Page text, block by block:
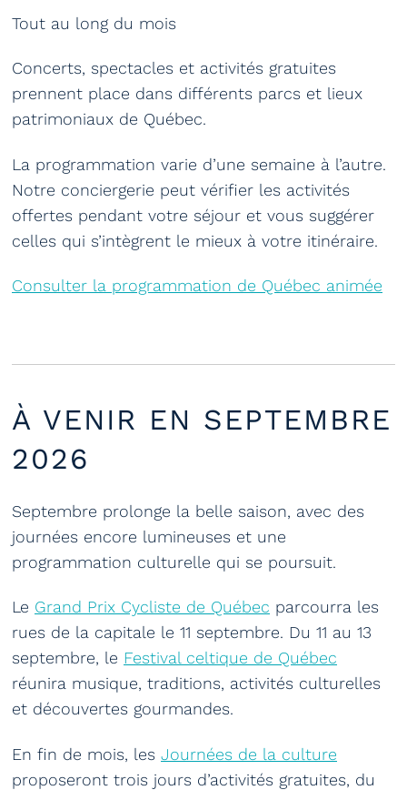
Tout au long du mois
Concerts, spectacles et activités gratuites
prennent place dans différents parcs et lieux
patrimoniaux de Québec.
La programmation varie d’une semaine à l’autre.
Notre conciergerie peut vérifier les activités
offertes pendant votre séjour et vous suggérer
celles qui s’intègrent le mieux à votre itinéraire.
Consulter la programmation de Québec animée
À VENIR EN SEPTEMBRE
2026
Septembre prolonge la belle saison, avec des
journées encore lumineuses et une
programmation culturelle qui se poursuit.
Le Grand Prix Cycliste de Québec parcourra les
rues de la capitale le 11 septembre. Du 11 au 13
septembre, le Festival celtique de Québec
réunira musique, traditions, activités culturelles
et découvertes gourmandes.
En fin de mois, les Journées de la culture
proposeront trois jours d’activités gratuites, du